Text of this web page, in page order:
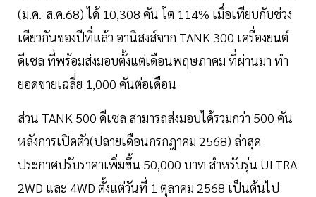
(ม.ค.-ส.ค.68) ได้ 10,308 คัน โต 114% เมื่อเทียบกับช่วง
เดียวกันของปีที่แล้ว อานิสงส์จาก TANK 300 เครื่องยนต์
ดีเซล ที่พร้อมส่งมอบตั้งแต่เดือนพฤษภาคม ที่ผ่านมา ทำ
ยอดขายเฉลี่ย 1,000 คันต่อเดือน
ส่วน TANK 500 ดีเซล สามารถส่งมอบได้รวมกว่า 500 คัน
หลังการเปิดตัว(ปลายเดือนกรกฎาคม 2568) ล่าสุด
ประกาศปรับราคาเพิ่มขึ้น 50,000 บาท สำหรับรุ่น ULTRA
2WD และ 4WD ตั้งแต่วันที่ 1 ตุลาคม 2568 เป็นต้นไป